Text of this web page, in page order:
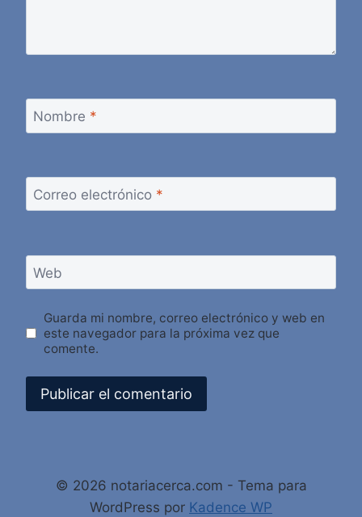
Nombre *
Correo electrónico *
Web
Guarda mi nombre, correo electrónico y web en
este navegador para la próxima vez que
comente.
© 2026 notariacerca.com - Tema para
WordPress por Kadence WP